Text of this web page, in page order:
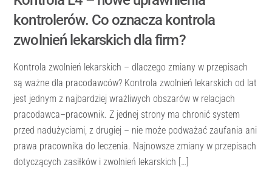
kontrolerów. Co oznacza kontrola
zwolnień lekarskich dla firm?
Kontrola zwolnień lekarskich – dlaczego zmiany w przepisach
są ważne dla pracodawców? Kontrola zwolnień lekarskich od lat
jest jednym z najbardziej wrażliwych obszarów w relacjach
pracodawca–pracownik. Z jednej strony ma chronić system
przed nadużyciami, z drugiej – nie może podważać zaufania ani
prawa pracownika do leczenia. Najnowsze zmiany w przepisach
dotyczących zasiłków i zwolnień lekarskich […]